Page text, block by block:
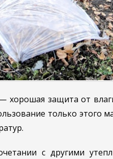
хорошая защита от
только этого
с другими